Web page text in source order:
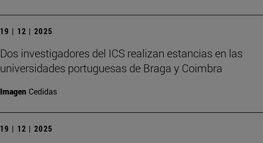
19 | 12 | 2025
Dos investigadores del ICS realizan estancias en las
universidades portuguesas de Braga y Coimbra
Imagen Cedidas
19 | 12 | 2025